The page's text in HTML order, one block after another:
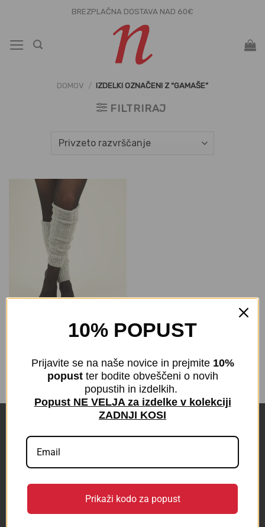
vsebino
BREZPLAČNA DOSTAVA NAD 60€
DOMOV / IZDELKI OZNAČENI Z “GAMAŠE”
FILTRIRAJ
Volnene gamaše – 50 %
9,90 z DDV
KONTAKT
Odstop od pogodbe
10% POPUST
Prijavite se na naše novice in prejmite 10%
popust ter bodite obveščeni o novih
popustih in izdelkih.
Popust NE VELJA za izdelke v kolekciji
ZADNJI KOSI
Prikaži kodo za popust